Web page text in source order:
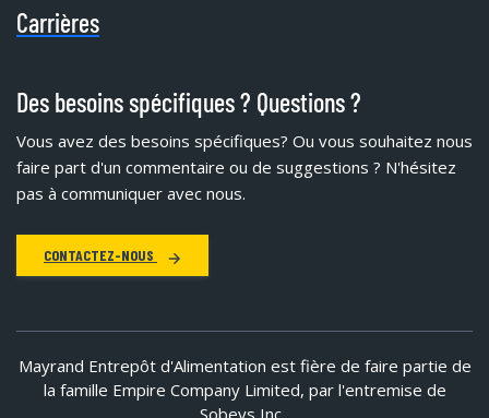
Carrières
Des besoins spécifiques ? Questions ?
Vous avez des besoins spécifiques? Ou vous souhaitez nous
faire part d'un commentaire ou de suggestions ? N'hésitez
pas à communiquer avec nous.
CONTACTEZ-NOUS
Mayrand Entrepôt d'Alimentation est fière de faire partie de
la famille Empire Company Limited, par l'entremise de